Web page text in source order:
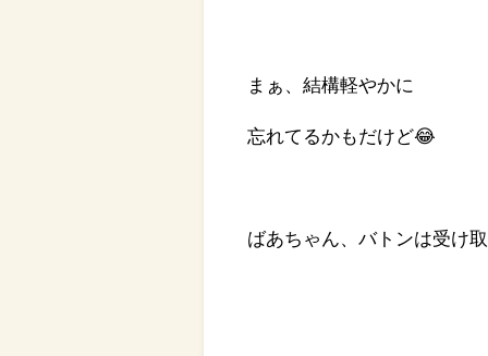
まぁ、結構軽やかに
忘れてるかもだけど😂
ばあちゃん、バトンは受け